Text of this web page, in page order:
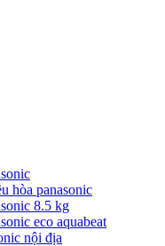
hòa panasonic
8.5 kg
eco aquabeat
nội địa